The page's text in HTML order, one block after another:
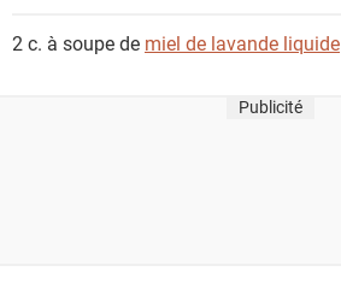
2 c. à soupe de miel de lavande liquide
Publicité